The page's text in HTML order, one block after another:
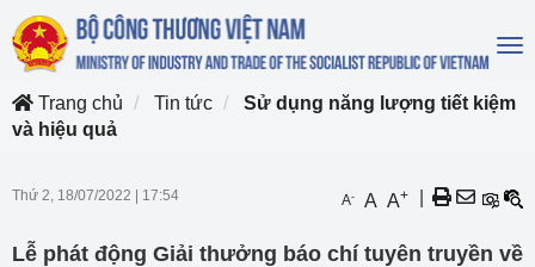
Trang chủ
Tin tức
Sử dụng năng lượng tiết kiệm
và hiệu quả
Thứ 2, 18/07/2022 17:54 A- A A+
Lễ phát động Giải thưởng báo chí tuyên truyền về